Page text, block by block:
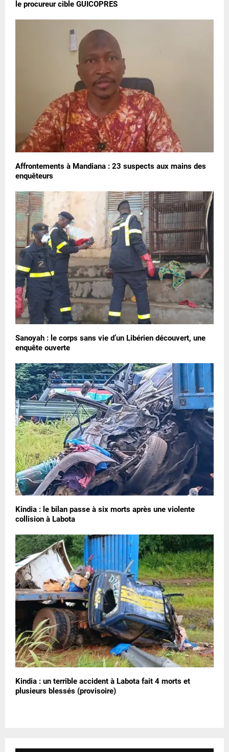
le procureur cible GUICOPRES
Affrontements à Mandiana : 23 suspects aux mains des
enquêteurs
Sanoyah : le corps sans vie d’un Libérien découvert, une
enquête ouverte
Kindia : le bilan passe à six morts après une violente
collision à Labota
Kindia : un terrible accident à Labota fait 4 morts et
plusieurs blessés (provisoire)